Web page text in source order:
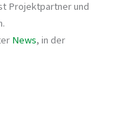
Projektpartner und
News, in der